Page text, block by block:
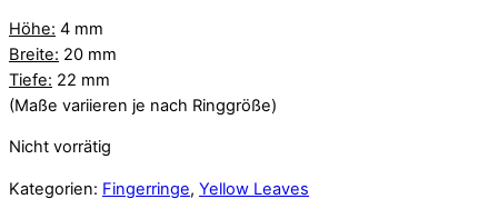
Höhe: 4 mm
Breite: 20 mm
Tiefe: 22 mm
(Maße variieren je nach Ringgröße)
Nicht vorrätig
Kategorien: Fingerringe, Yellow Leaves